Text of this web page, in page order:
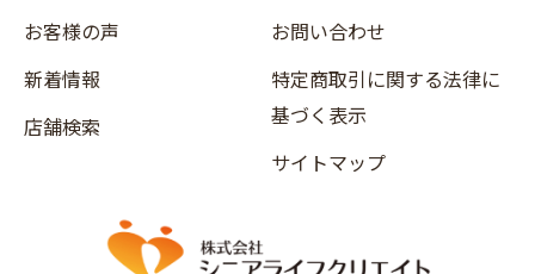
お客様の声
新着情報
店舗検索
お問い合わせ
特定商取引に関する法律に
基づく表示
サイトマップ